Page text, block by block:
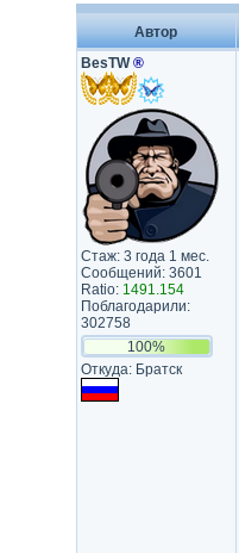
Автор
BesTW®
Стаж: 3 года 1 мес.
Сообщений: 3601
Ratio: 1491.154
Поблагодарили:
302758
100%
Откуда: Братск